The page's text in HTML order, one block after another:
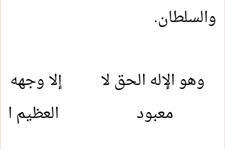
والسلطان.
وهو الإله الحق لا
معبود
إلا وجهه
العظيم